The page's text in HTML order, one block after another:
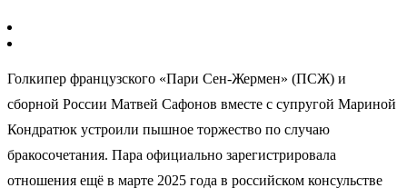
Голкипер французского «Пари Сен-Жермен» (ПСЖ) и
сборной России Матвей Сафонов вместе с супругой Мариной
Кондратюк устроили пышное торжество по случаю
бракосочетания. Пара официально зарегистрировала
отношения ещё в марте 2025 года в российском консульстве